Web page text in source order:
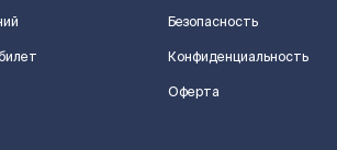
Безопасность
Конфиденциальность
Оферта